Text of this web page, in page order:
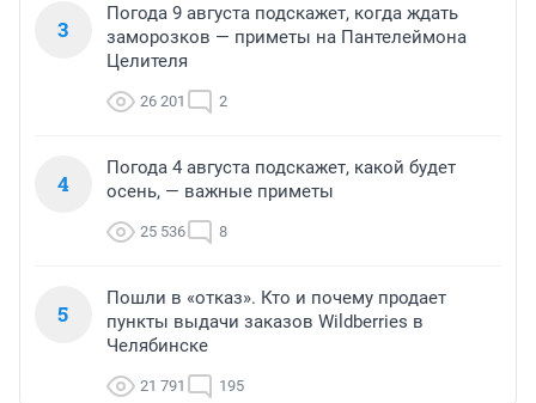
3
Погода 9 августа подскажет, когда ждать
заморозков — приметы на Пантелеймона
Целителя
26 201 2
4
Погода 4 августа подскажет, какой будет
осень, — важные приметы
25 536 8
5
Пошли в «отказ». Кто и почему продает
пункты выдачи заказов Wildberries в
Челябинске
21 791 195